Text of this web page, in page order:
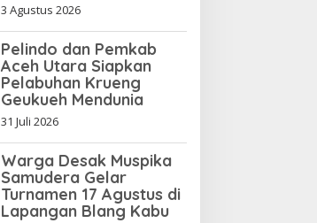
3 Agustus 2026
Pelindo dan Pemkab
Aceh Utara Siapkan
Pelabuhan Krueng
Geukueh Mendunia
31 Juli 2026
Warga Desak Muspika
Samudera Gelar
Turnamen 17 Agustus di
Lapangan Blang Kabu